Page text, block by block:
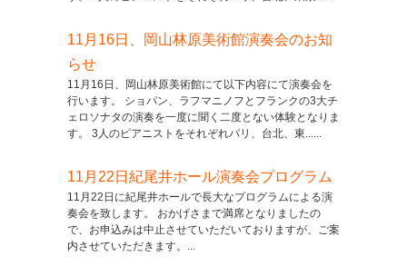
11月16日、岡山林原美術館演奏会のお知
らせ
11月16日、岡山林原美術館にて以下内容にて演奏会を
行います。 ショパン、ラフマニノフとフランクの3大チ
ェロソナタの演奏を一度に聞く二度とない体験となりま
す。 3人のピアニストをそれぞれパリ、台北、東......
11月22日紀尾井ホール演奏会プログラム
11月22日に紀尾井ホールで長大なプログラムによる演
奏会を致します。 おかげさまで満席となりましたの
で、お申込みは中止させていただいておりますが、ご案
内させていただきます。...